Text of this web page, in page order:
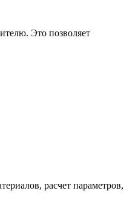
Это позволяет
расчет параметров,